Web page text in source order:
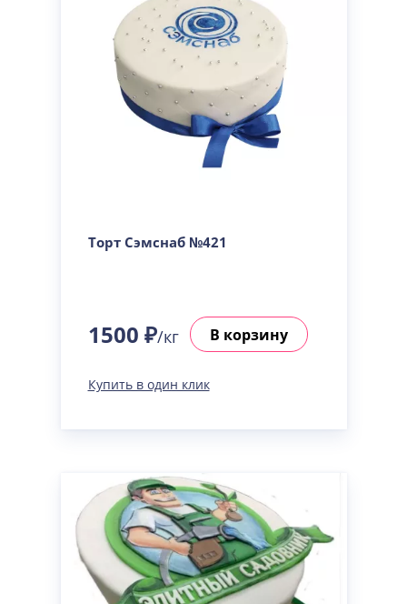
Торт Сэмснаб №421
1500 ₽/кг В корзину
Купить в один клик